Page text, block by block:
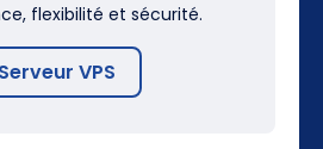
flexibilité et sécurité.
Serveur VPS